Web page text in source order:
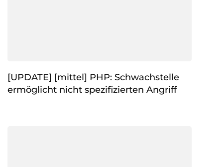
[UPDATE] [mittel] PHP: Schwachstelle
ermöglicht nicht spezifizierten Angriff